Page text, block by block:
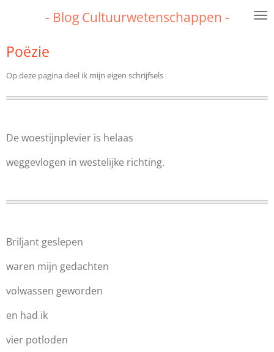
de
hoofdinhoud
- Blog Cultuurwetenschappen -
Poëzie
Op deze pagina deel ik mijn eigen schrijfsels
De woestijnplevier is helaas
weggevlogen in westelijke richting.
Briljant geslepen
waren mijn gedachten
volwassen geworden
en had ik
vier potloden